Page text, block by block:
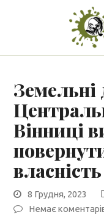
Земельні
Вінниці
власність
8 Грудня, 2023
Немає